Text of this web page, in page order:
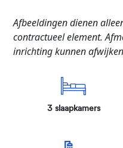
Afbeeldingen dienen
contractueel element.
inrichting kunnen
3 slaapkamers